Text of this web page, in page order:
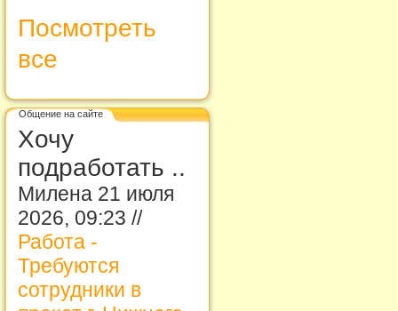
Посмотреть
все
Общение на сайте
Хочу
подработать ..
Милена 21 июля
2026, 09:23 //
Работа -
Требуются
сотрудники в